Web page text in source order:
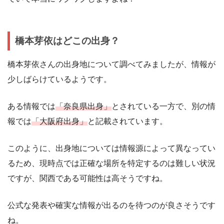
橋本芽依はどこの出身？
橋本芽依さんの出身地について調べてみましたが、情報が
少しばらけているようです。
ある情報では「奈良県出身」とされている一方で、別の情
報では「大阪府出身」と記載されています。
このように、出身地については情報源によって異なってい
るため、現時点では正確な場所を特定するのは難しい状況
ですが、関西である可能性は高そうですね。
公式な発表や確実な情報が出るのを待つのが良さそうです
ね。